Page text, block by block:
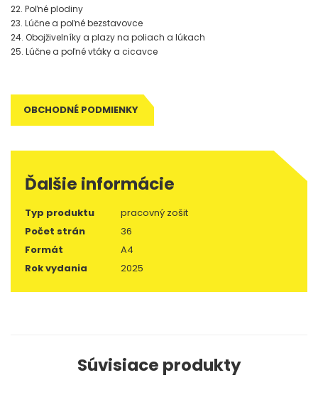
22. Poľné plodiny
23. Lúčne a poľné bezstavovce
24. Obojživelníky a plazy na poliach a lúkach
25. Lúčne a poľné vtáky a cicavce
OBCHODNÉ PODMIENKY
Ďalšie informácie
Typ produktu
pracovný zošit
Počet strán
36
Formát
A4
Rok vydania
2025
Súvisiace produkty